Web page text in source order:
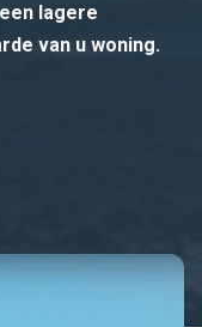
lagere
van u woning.